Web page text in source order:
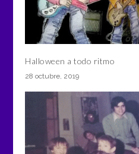
Halloween a todo ritmo
28 octubre, 2019